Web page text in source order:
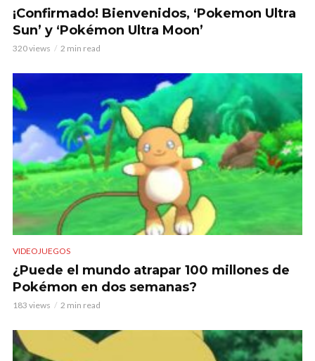
¡Confirmado! Bienvenidos, ‘Pokemon Ultra
Sun’ y ‘Pokémon Ultra Moon’
320 views 2 min read
VIDEOJUEGOS
¿Puede el mundo atrapar 100 millones de
Pokémon en dos semanas?
183 views 2 min read